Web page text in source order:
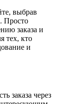
выбрав
Просто
заказа и
тех, кто
и
заказа через